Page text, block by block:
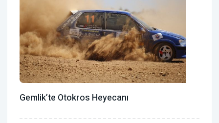
Gemlik’te Otokros Heyecanı